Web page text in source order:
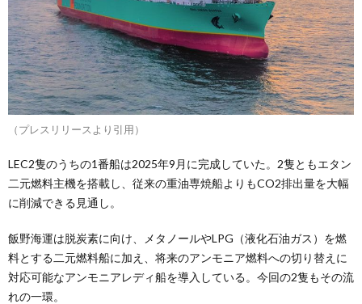
（プレスリリースより引用）
LEC2隻のうちの1番船は2025年9月に完成していた。2隻ともエタン
二元燃料主機を搭載し、従来の重油専焼船よりもCO2排出量を大幅
に削減できる見通し。
飯野海運は脱炭素に向け、メタノールやLPG（液化石油ガス）を燃
料とする二元燃料船に加え、将来のアンモニア燃料への切り替えに
対応可能なアンモニアレディ船を導入している。今回の2隻もその流
れの一環。